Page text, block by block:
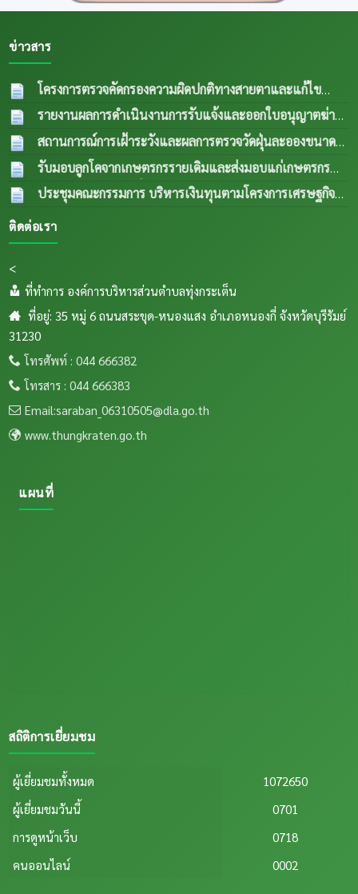
ข่าวสาร
โครงการตรวจคัดกรองความผิดปกติทางสายตาและแก้ไข
ความผิดปกติด้านการมองเห็นในกลุ่มผู้สูงอายุและผู้ด้อยโอกาส
ปีงบประมาณ พ.ศ.2569
04 ส.ค. 2569
รายงานผลการดำเนินงานการรับแจ้งและออกใบอนุญาตฆ่า
สัตว์ประจำเดือน กรกฎาคม 2569
04 ส.ค. 2569
สถานการณ์การเฝ้าระวังและผลการตรวจวัดฝุ่นละอองขนาด
เล็ก PM 2.5 ประจำเดือน กรกฎาคม 2569
04 ส.ค.
2569
รับมอบลูกโคจากเกษตรกรรายเดิมและส่งมอบแก่เกษตรกร
รายใหม่ (กรณีลูกตัวที่ 1 เพศเมีย อายุครบ 18 เดือน ขยายให้
เกษตรกรรายใหม่) เป็นการส่งพื้นทีตำบลทุ่งกเสริมอาชีพเลี้ยง
สัตว์แก่เกษตรกรในระเต็น โดยการให้ยืมเพื่อการผลิต ภายใต้
ประชุมคณะกรรมการ บริหารเงินทุนตามโครงการเศรษฐกิจ
โครงการเศรษฐกิจชุมชนระดับตำบล
ติดต่อเรา
<
ที่ทำการ องค์การบริหารส่วนตำบลทุ่งกระเต็น
ที่อยู่: 35 หมู่ 6 ถนนสระขุด-หนองแสง อำเภอหนองกี่ จังหวัดบุรีรัมย์
31230
โทรศัพท์ : 044 666382
โทรสาร : 044 666383
Email:saraban_06310505@dla.go.th
www.thungkraten.go.th
แผนที่
สถิติการเยี่ยมชม
ผู้เยี่ยมชมทั้งหมด
1072650
ผู้เยี่ยมชมวันนี้
0701
การดูหน้าเว็บ
0718
คนออนไลน์
0002